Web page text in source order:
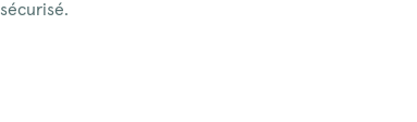
sécurisé.